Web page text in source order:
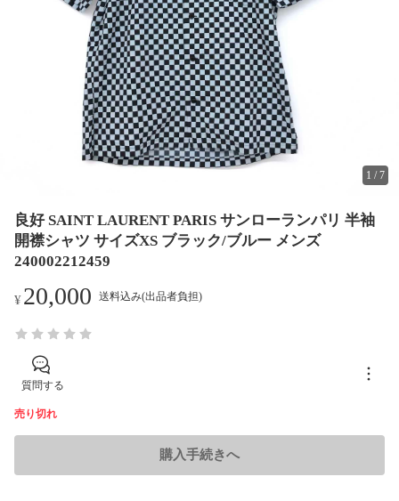
1 /7
良好 SAINT LAURENT PARIS サンローランパリ 半袖
開襟シャツ サイズXS ブラック/ブルー メンズ
240002212459
¥20,000 送料込み(出品者負担)
質問する
売り切れ
購入手続きへ